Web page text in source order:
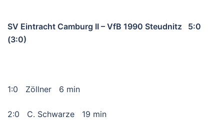
SV Eintracht Camburg II – VfB 1990 Steudnitz 5:0
(3:0)
1:0 Zöllner 6 min
2:0 C. Schwarze 19 min